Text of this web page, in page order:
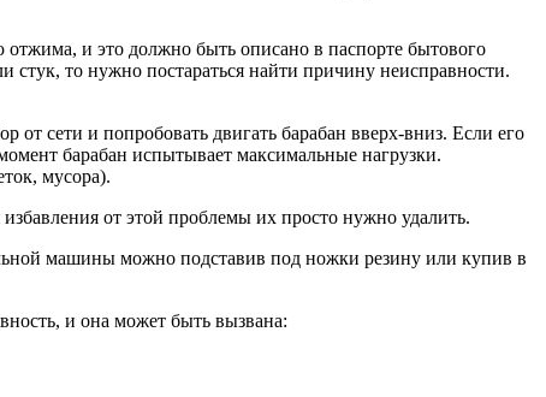
и это должно быть описано в паспорте бытового
стук, то нужно постараться найти причину неисправности.
сети и попробовать двигать барабан вверх-вниз. Если его
барабан испытывает максимальные нагрузки.
мусора).
от этой проблемы их просто нужно удалить.
машины можно подставив под ножки резину или купив в
и она может быть вызвана: